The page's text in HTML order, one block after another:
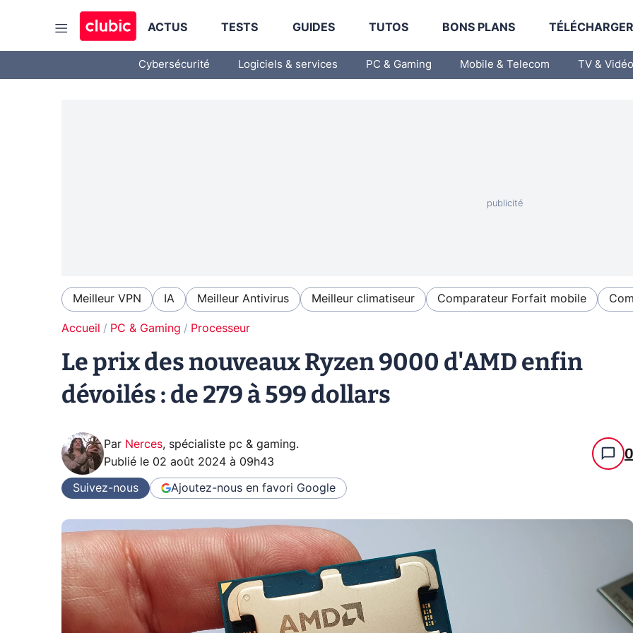
ACTUS TESTS GUIDES TUTOS BONS PLANS
Cybersécurité Logiciels & services PC & Gaming Mobile & Telecom TV & Vidéo
Meilleur VPN IA Meilleur Antivirus Meilleur climatiseur Comparateur Forfait mobile
Accueil PC & Gaming Processeur
Le prix des nouveaux Ryzen 9000 d'AMD enfin
dévoilés : de 279 à 599 dollars
Par Nerces, spécialiste pc & gaming.
Publié le 02 août 2024 à 09h43 0
Suivez-nous Ajoutez-nous en favori Google